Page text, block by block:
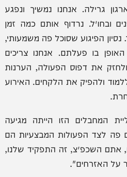
גרילה. אנחנו נמשיך ונפגע
ובחו״ל. נרדוף אותם כמה זמן
הפיגוע שסוכל פה משמעותי,
בו פעלתם. אנחנו צריכים
את דפוס הפעולה, הערנות
ולהפיק את הלקחים. האירוע
המחבלים הזו הייתה מגיעה
פה לצד הפעולות המבצעיות הם
אתם השכפ״צ, זה התפקיד שלנו,
על האזרחים".